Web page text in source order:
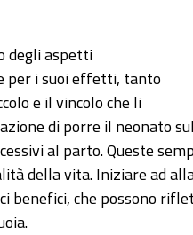
degli aspetti
per i suoi effetti, tanto
e il vincolo che li
di porre il neonato
al parto. Queste
della vita. Iniziare ad
che possono